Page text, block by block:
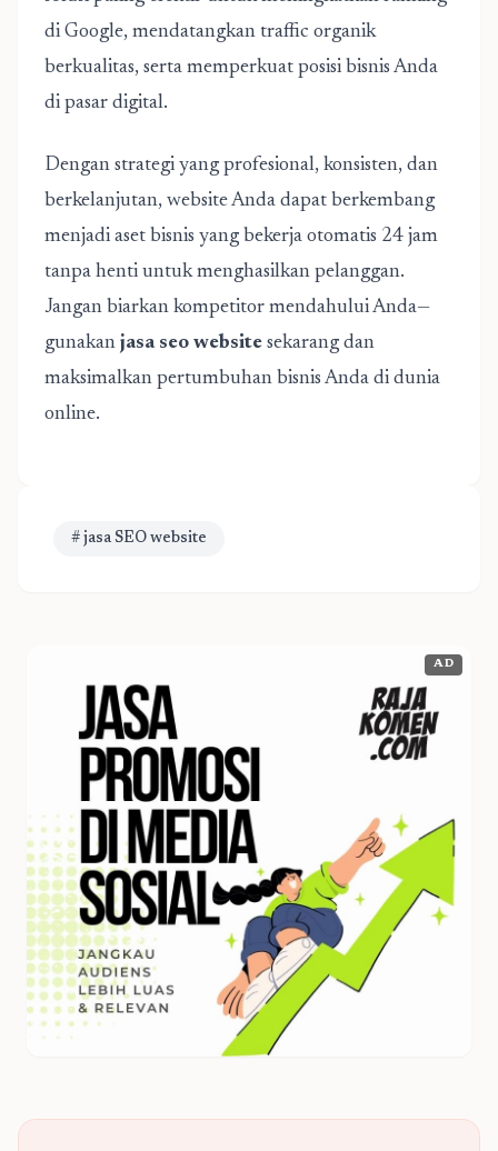
di Google, mendatangkan traffic organik
berkualitas, serta memperkuat posisi bisnis Anda
di pasar digital.
Dengan strategi yang profesional, konsisten, dan
berkelanjutan, website Anda dapat berkembang
menjadi aset bisnis yang bekerja otomatis 24 jam
tanpa henti untuk menghasilkan pelanggan.
Jangan biarkan kompetitor mendahului Anda—
gunakan jasa seo website sekarang dan
maksimalkan pertumbuhan bisnis Anda di dunia
online.
# jasa SEO website
AD